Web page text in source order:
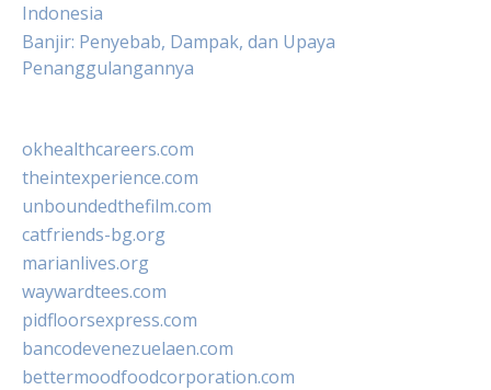
Indonesia
Banjir: Penyebab, Dampak, dan Upaya
Penanggulangannya
okhealthcareers.com
theintexperience.com
unboundedthefilm.com
catfriends-bg.org
marianlives.org
waywardtees.com
pidfloorsexpress.com
bancodevenezuelaen.com
bettermoodfoodcorporation.com